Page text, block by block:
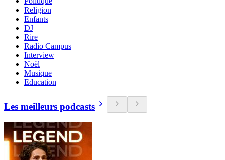
Religion
Enfants
DJ
Rire
Radio Campus
Interview
Noël
Musique
Education
Les meilleurs podcasts